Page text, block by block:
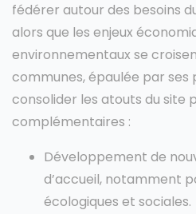
fédérer autour des besoins
alors que les enjeux
environnementaux se
communes, épaulée par
consolider les atouts du site
complémentaires :
Développement de
d’accueil, notamment
écologiques et sociales.